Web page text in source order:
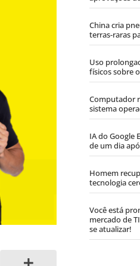
China cria
terras-raras
Uso
físicos sobre
Computador
sistema
IA do Google
de um dia
Homem
tecnologia
Você está
mercado de
se atualizar!